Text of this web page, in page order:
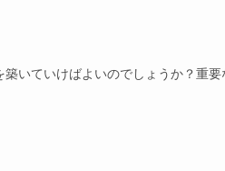
いていけばよいのでしょうか？重要